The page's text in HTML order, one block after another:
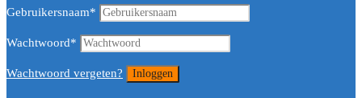
Gebruikersnaam*
Wachtwoord*
Wachtwoord vergeten?